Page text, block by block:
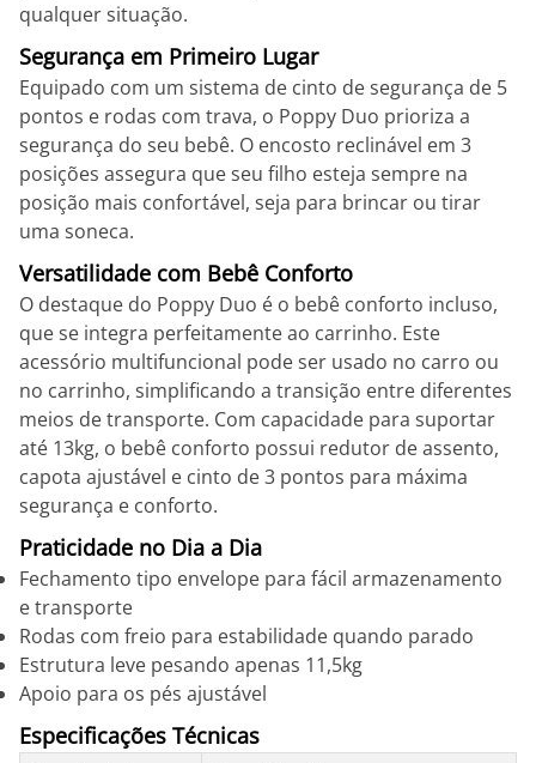
qualquer situação.
Segurança em Primeiro Lugar
Equipado com um sistema de cinto de segurança de 5
pontos e rodas com trava, o Poppy Duo prioriza a
segurança do seu bebê. O encosto reclinável em 3
posições assegura que seu filho esteja sempre na
posição mais confortável, seja para brincar ou tirar
uma soneca.
Versatilidade com Bebê Conforto
O destaque do Poppy Duo é o bebê conforto incluso,
que se integra perfeitamente ao carrinho. Este
acessório multifuncional pode ser usado no carro ou
no carrinho, simplificando a transição entre diferentes
meios de transporte. Com capacidade para suportar
até 13kg, o bebê conforto possui redutor de assento,
capota ajustável e cinto de 3 pontos para máxima
segurança e conforto.
Praticidade no Dia a Dia
Fechamento tipo envelope para fácil armazenamento
e transporte
Rodas com freio para estabilidade quando parado
Estrutura leve pesando apenas 11,5kg
Apoio para os pés ajustável
Especificações Técnicas